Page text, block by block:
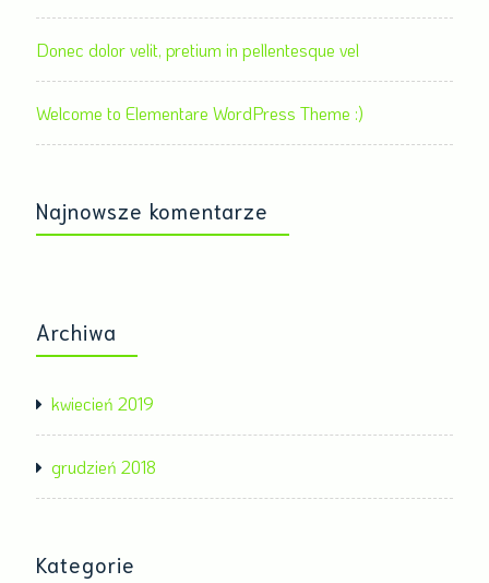
Donec dolor velit, pretium in pellentesque vel
Welcome to Elementare WordPress Theme :)
Najnowsze komentarze
Archiwa
kwiecień 2019
grudzień 2018
Kategorie